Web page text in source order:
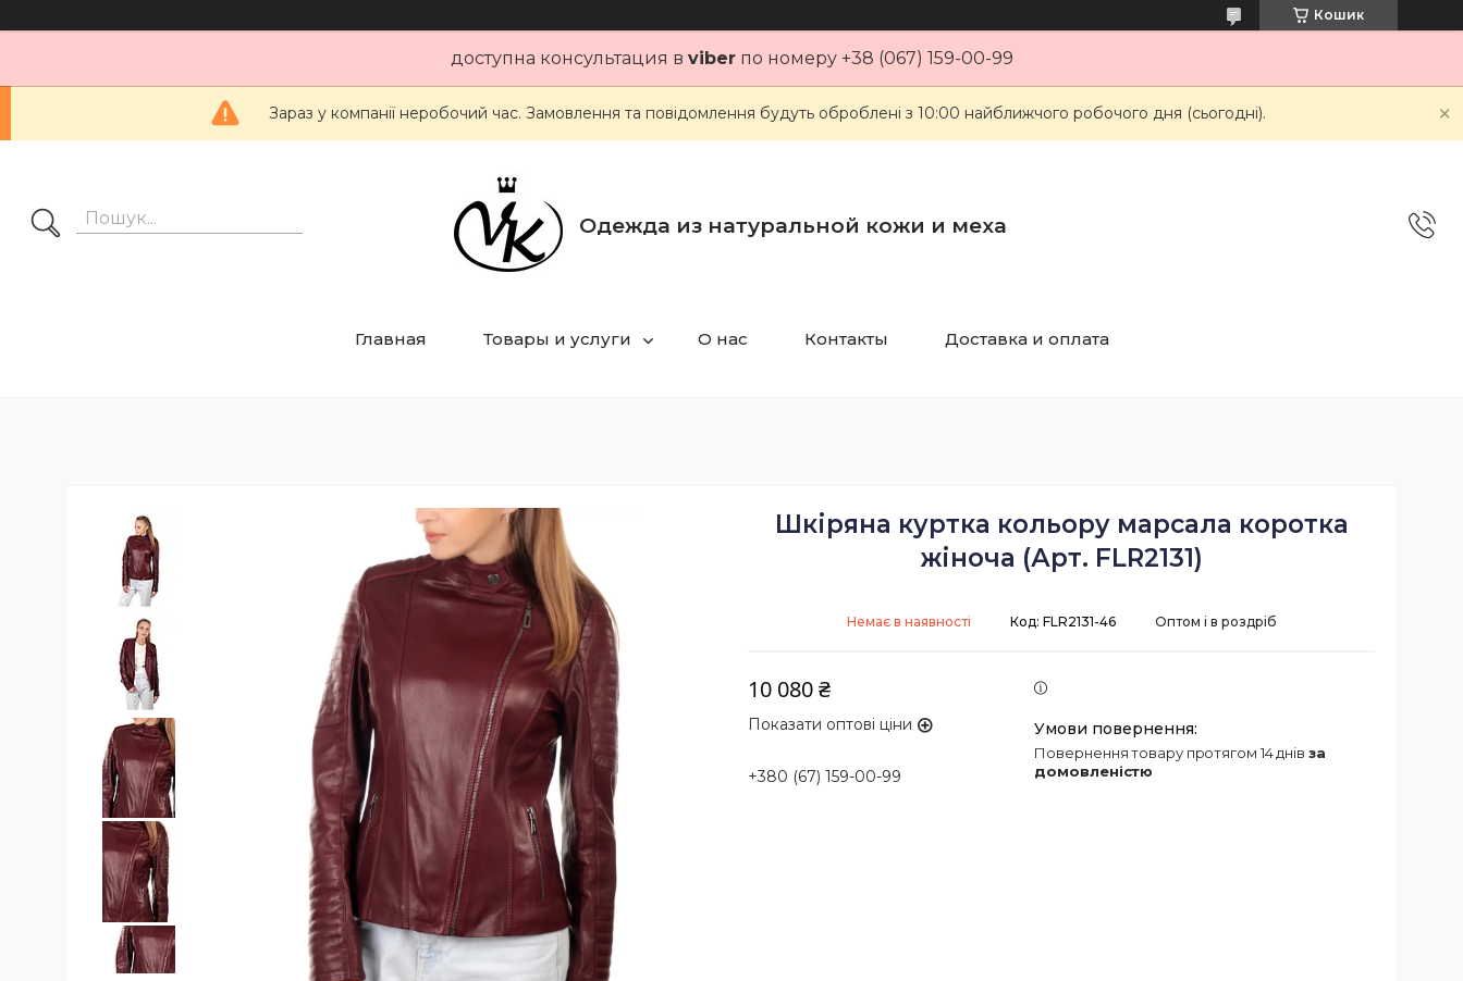
Кошик
доступна консультация в viberпо номеру +38 (067) 159-00-99
Зараз у компанії неробочий час. Замовлення та повідомлення будуть оброблені з 10:00 найближчого робочого дня (сьогодні).
Одежда из натуральной кожи и меха
Главная Товары и услуги О нас Контакты Доставка и оплата
Шкіряна куртка кольору марсала коротка
жіноча (Арт. FLR2131)
Немає в наявності Оптом і в роздріб
Код: FLR2131-46
10 080 ₴
Показати оптові ціни
+380 (67) 159-00-99
повернення товару протягом 14 днів за
домовленістю